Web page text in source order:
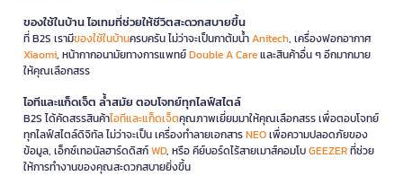
ของใช้ในบ้าน ไอเทมที่ช่วยให้ชีวิตสะดวกสบายขึ้น
ที่ B2S เรามีของใช้ในบ้านครบครัน ไม่ว่าจะเป็นกาต้มน้ำAnitech, เครื่องฟอกอากาศ
Xiaomi, หน้ากากอนามัยทางการแพทย์Double A Careและสินค้าอื่น ๆ อีกมากมาย
ให้คุณเลือกสรร
ไอทีและแก็ดเจ็ต ล้ำสมัย ตอบโจทย์ทุกไลฟ์สไตล์
B2S ได้คัดสรรสินค้าไอทีและแก็ดเจ็ตคุณภาพเยี่ยมมาให้คุณเลือกสรร เพื่อตอบโจทย์
ทุกไลฟ์สไตล์ดิจิทัล ไม่ว่าจะเป็น เครื่องทำลายเอกสารNEOเพื่อความปลอดภัยของ
ข้อมูล, เอ็กซ์เทอนัลฮาร์ดดิสก์WD, หรือ คีย์บอร์ดไร้สายเมาส์คอมโบGEEZERที่ช่วย
ให้การทำงานของคุณสะดวกสบายยิ่งขึ้น